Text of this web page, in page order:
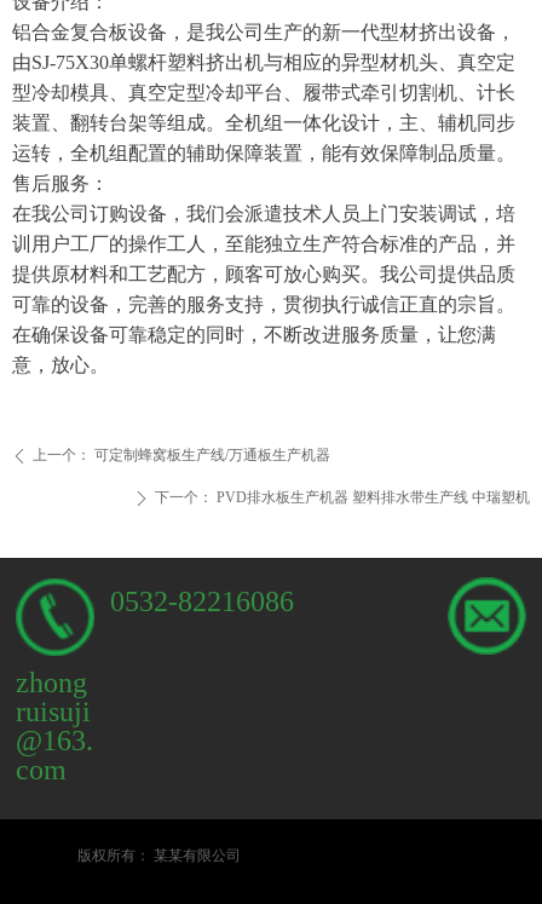
ꄴ 上一个： 可定制蜂窝板生产线/万通板生产机器
ꄲ 下一个： PVD排水板生产机器 塑料排水带生产线 中瑞塑机
铝合金复合板设备，是我公司生产的新一代型材挤出设备，
由SJ-75X30单螺杆塑料挤出机与相应的异型材机头、真空定
型冷却模具、真空定型冷却平台、履带式牵引切割机、计长
装置、翻转台架等组成。全机组一体化设计，主、辅机同步
运转，全机组配置的辅助保障装置，能有效保障制品质量。
售后服务：
在我公司订购设备，我们会派遣技术人员上门安装调试，培
训用户工厂的操作工人，至能独立生产符合标准的产品，并
提供原材料和工艺配方，顾客可放心购买。我公司提供品质
可靠的设备，完善的服务支持，贯彻执行诚信正直的宗旨。
在确保设备可靠稳定的同时，不断改进服务质量，让您满
意，放心。
0532-82216086
zhong
ruisuji
@163.
com
版权所有： 某某有限公司